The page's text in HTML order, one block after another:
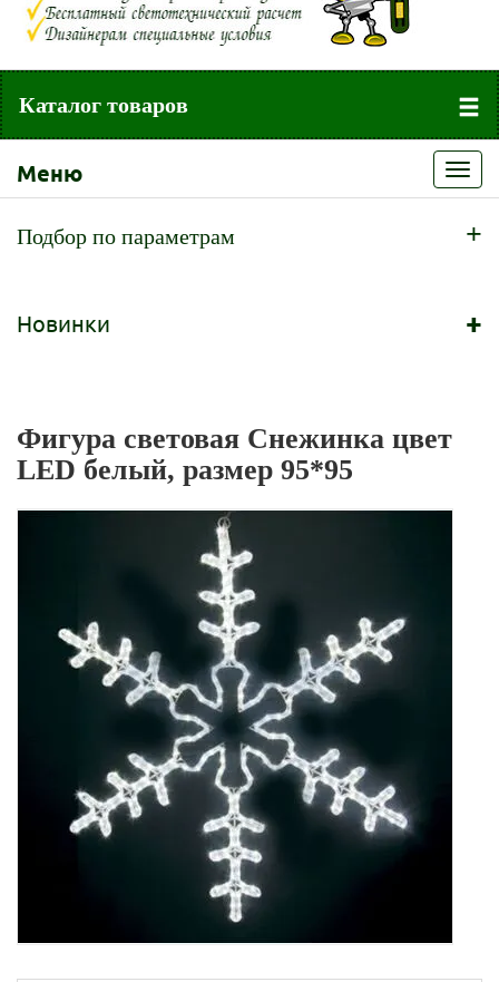
Каталог товаров
Меню
Подбор по параметрам +
Новинки +
Фигура световая Снежинка цвет
LED белый, размер 95*95